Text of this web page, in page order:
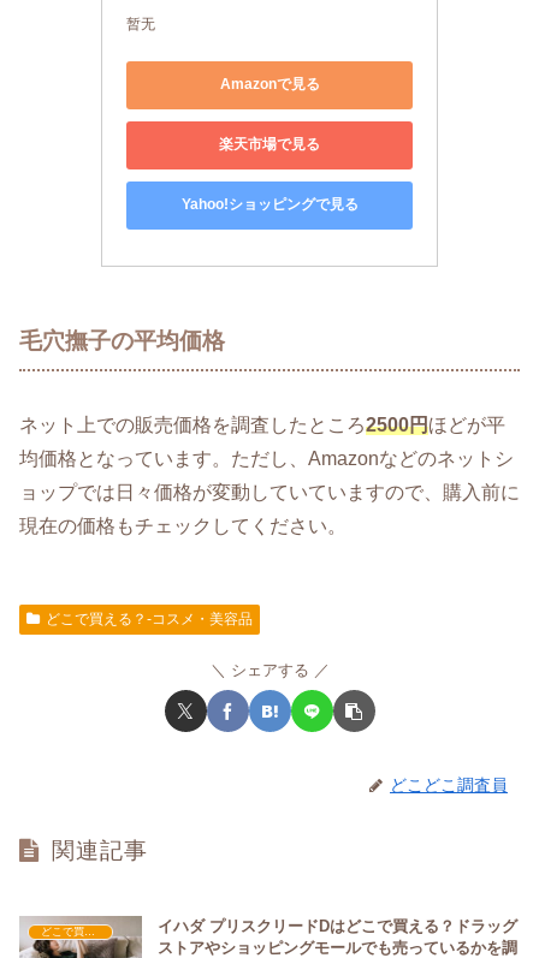
暂无
Amazonで見る
楽天市場で見る
Yahoo!ショッピングで見る
毛穴撫子の平均価格
ネット上での販売価格を調査したところ2500円ほどが平
均価格となっています。ただし、Amazonなどのネットシ
ョップでは日々価格が変動していていますので、購入前に
現在の価格もチェックしてください。
どこで買える？-コスメ・美容品
シェアする
どこどこ調査員
関連記事
イハダ プリスクリードDはどこで買える？ドラッグ
ストアやショッピングモールでも売っているかを調